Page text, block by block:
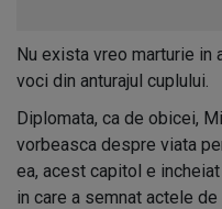
Nu exista vreo marturie in
voci din anturajul cuplului.
Diplomata, ca de obicei,
vorbeasca despre viata
ea, acest capitol e
in care a semnat actele